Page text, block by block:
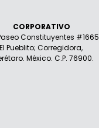
CORPORATIVO
Constituyentes #1665
El Pueblito; Corregidora,
México. C.P. 76900.